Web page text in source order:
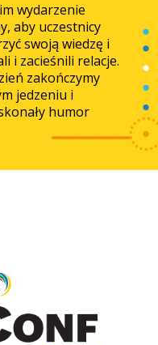
wydarzenie
aby uczestnicy
swoją wiedzę i
i zacieśnili relacje.
zakończymy
jedzeniu i
humor